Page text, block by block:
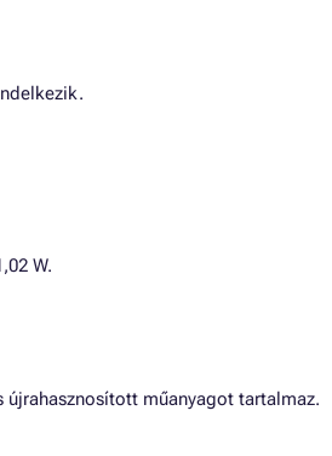
W.
újrahasznosított műanyagot tartalmaz.